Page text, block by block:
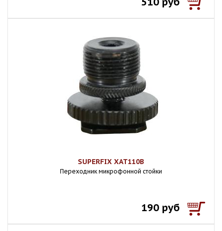
SUPERFIX XAT110B
Переходник микрофонной стойки
190 руб